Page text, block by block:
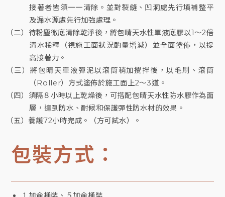
接著者皆須一一清除。並對裂縫、凹洞處先行填補整平
及漏水源處先行加強處理。
（二）待粉塵徹底清除乾淨後，將包晴天水性單液底膠以1～2倍
清水稀釋（視施工面狀況酌量增減）並全面塗佈，以提
高接著力。
（三）將包晴天單液彈泥以滾筒稍加攪拌後，以毛刷、滾筒
（Roller）方式塗佈於施工面上2～3道。
（四）須隔８小時以上乾燥後，可搭配包晴天水性防水膠作為面
層，達到防水、耐候和保護彈性防水材的效果。
（五）養護72小時完成。（方可試水）。
包裝方式：